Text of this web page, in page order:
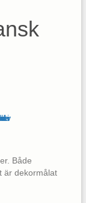
Både
är dekormålat